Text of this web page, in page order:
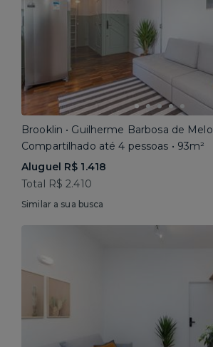
Brooklin • Guilherme Barbosa de Melo
Compartilhado até 4 pessoas • 93m²
Aluguel R$ 1.418
Total R$ 2.410
Similar a sua busca